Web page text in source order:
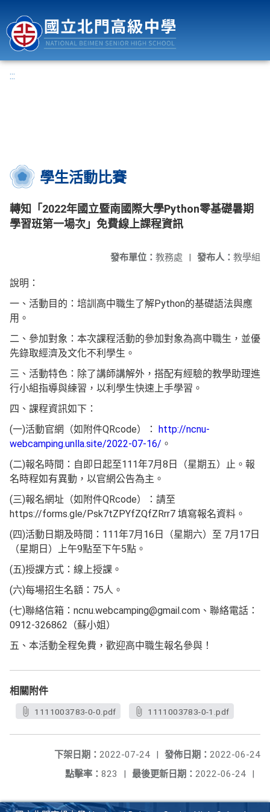
:::
學生活動比賽
轉知「2022年國立暨南國際大學Python零基礎暑期
學習班第一場次」免費線上課程資訊
發布人： 教學組
發布單位： 教務處 |
說明：
一、活動目的：培訓高中職生了解Python的基礎語法與應
用。
二、參加對象：本次課程活動的參加對象為高中職生，並優
先錄取經濟及文化不利學生。
三、活動特色：除了講師講解外，搭配有經驗的教學助理進
行小組指導與練習，以利學生快速上手學習。
四、課程資訊如下：
(一)活動官網（如附件QRcode）： http://ncnu-
webcamping.unlla.site/2022-07-16/ 。
(二)報名時間：自即日起至111年7月8日（星期五）止。報
名時程如有異動，以官網公告為主。
(三)報名網址（如附件QRcode）：請至
https://forms.gle/Psk7tZPYfZQfZRrr7 填寫報名資料。
(四)活動日期及時間：111年7月16日（星期六）至 7月17日
（星期日）上午9點至下午5點。
(五)授課方式：線上授課。
(六)每場招生名額：75人。
(七)聯絡信箱：ncnu.webcamping@gmail.com、聯絡電話：
0912-326862（蘇小姐）
五、本活動全程免費，歡迎高中職生報名參與！
相關附件
1111003783-0-0.pdf 1111003783-0-1.pdf
發佈日期： 2022-06-24
下架日期： 2022-07-24
|
最後更新日期： 2022-06-24 |
點擊率： 823 |